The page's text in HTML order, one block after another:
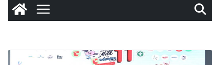
เลียขนได้ ปลอดภัย ไร้สารตกค้าง
เริ่มแล้ว! อ.ต.ก.แฟร์ 4 ภาค @ภาคกลาง “มนต์เสน่ห์เกษตร
ไทย สู่ใจกลางมหานคร” ชวนชิม ช้อป สินค้าเกษตร